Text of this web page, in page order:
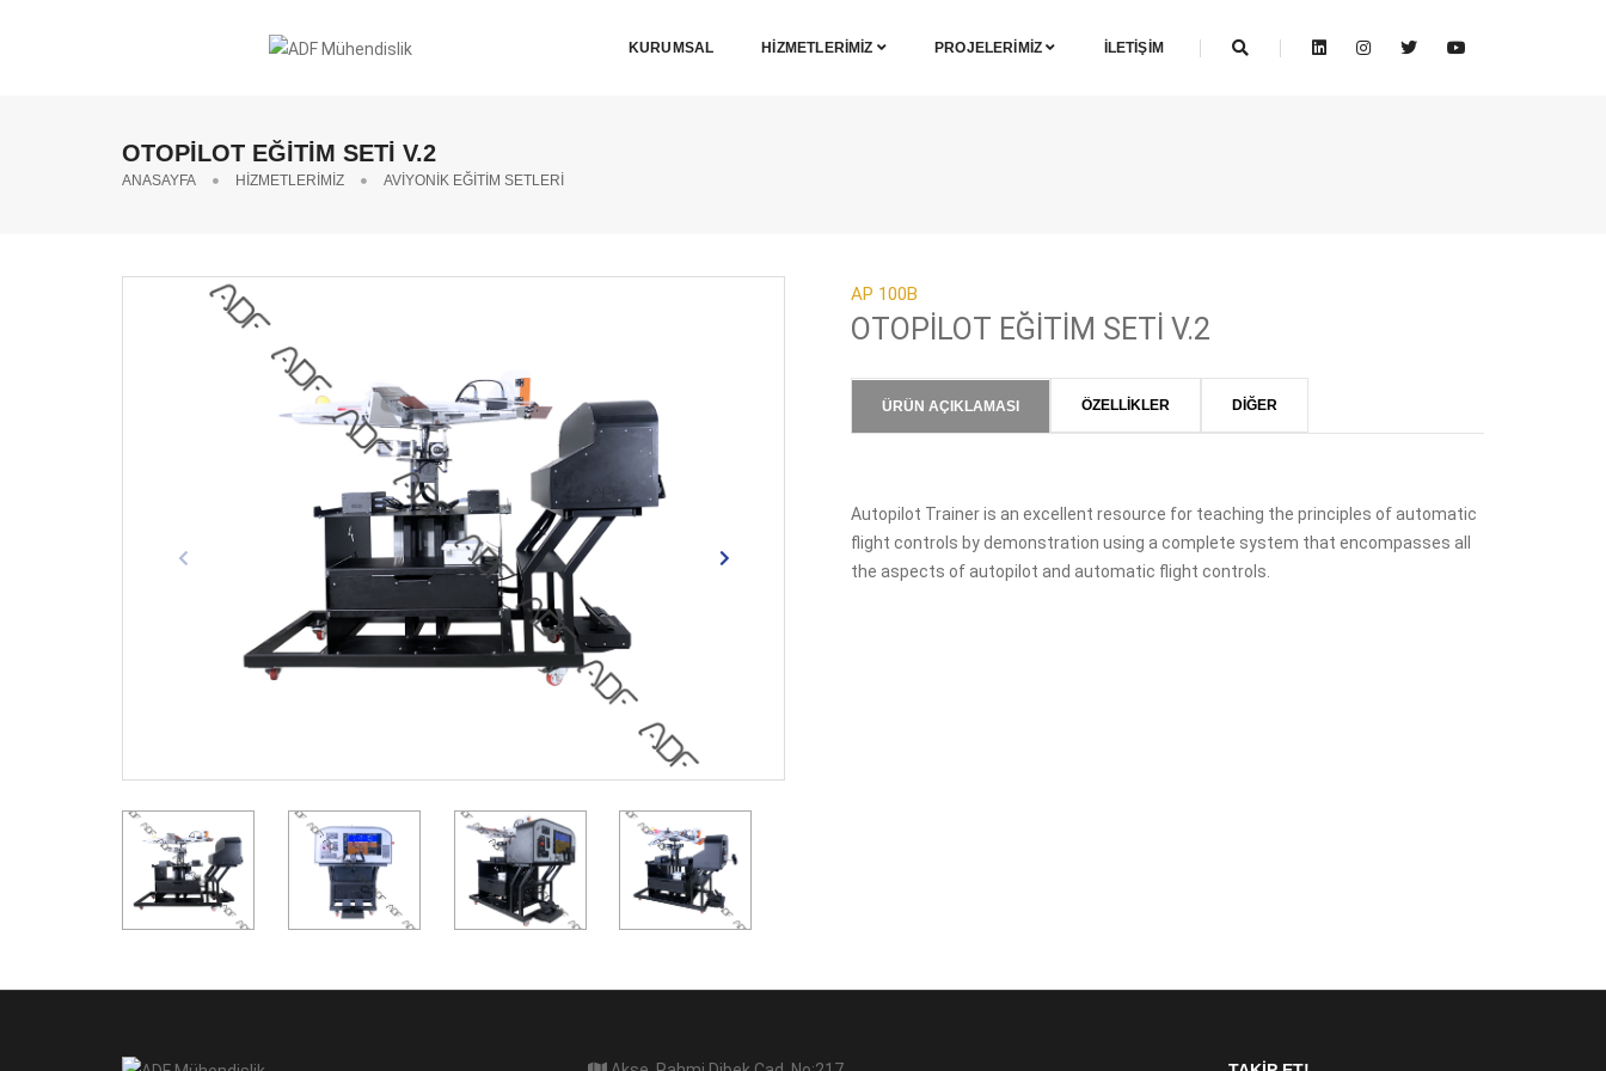
KURUMSAL HIZMETLERIMIZ PROJELERIMIZ İLETIŞIM
OTOPİLOT EĞİTİM SETİ V.2
ANASAYFA HİZMETLERİMİZ AVİYONİK EĞİTİM SETLERİ
AP 100B
OTOPİLOT EĞİTİM SETİ V.2
ÜRÜN AÇIKLAMASI ÖZELLİKLER DİĞER
Autopilot Trainer is an excellent resource for teaching the principles of automatic
flight controls by demonstration using a complete system that encompasses all
the aspects of autopilot and automatic flight controls.